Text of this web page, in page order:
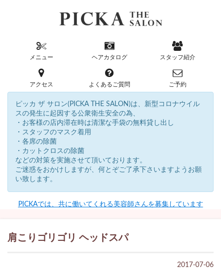
メニュー ヘアカタログ スタッフ紹介
アクセス よくあるご質問 ご予約
ピッカ ザ サロン(PICKA THE SALON)は、新型コロナウイル
スの発生に起因する公衆衛生安全の為、
・お客様の店内滞在時は清潔な手袋の無料貸し出し
・スタッフのマスク着用
・各席の除菌
・カットクロスの除菌
などの対策を実施させて頂いております。
ご迷惑をおかけしますが、何とぞご了承下さいますようお願
い致します。
PICKAでは、共に働いてくれる美容師さんを募集しています
肩こりゴリゴリ ヘッドスパ
2017-07-06